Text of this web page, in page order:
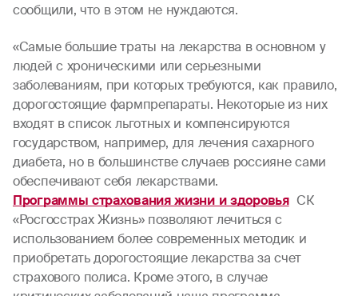
сообщили, что в этом не нуждаются.
«Самые большие траты на лекарства в основном у
людей с хроническими или серьезными
заболеваниям, при которых требуются, как правило,
дорогостоящие фармпрепараты. Некоторые из них
входят в список льготных и компенсируются
государством, например, для лечения сахарного
диабета, но в большинстве случаев россияне сами
обеспечивают себя лекарствами.
Программы страхования жизни и здоровья СК
«Росгосстрах Жизнь» позволяют лечиться с
использованием более современных методик и
приобретать дорогостоящие лекарства за счет
страхового полиса. Кроме этого, в случае